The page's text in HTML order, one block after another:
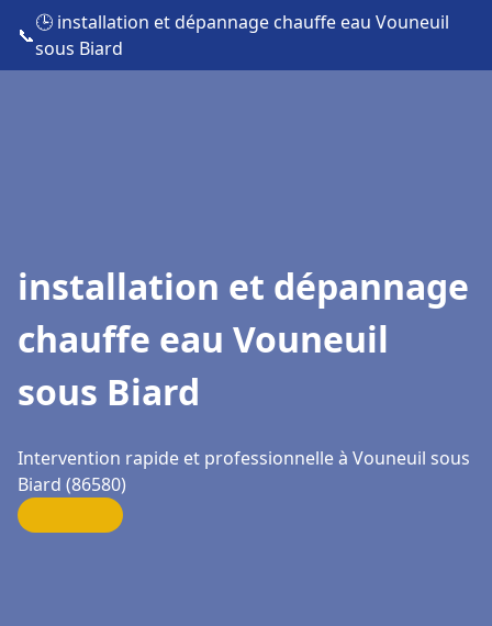
📞
🕒 installation et dépannage chauffe eau Vouneuil
sous Biard
installation et dépannage
chauffe eau Vouneuil
sous Biard
Intervention rapide et professionnelle à Vouneuil sous
Biard (86580)